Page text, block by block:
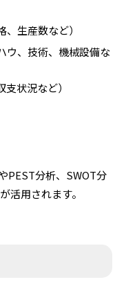
生産数など）
ウ、技術、機械設備な
状況など）
PEST分析、SWOT分
活用されます。